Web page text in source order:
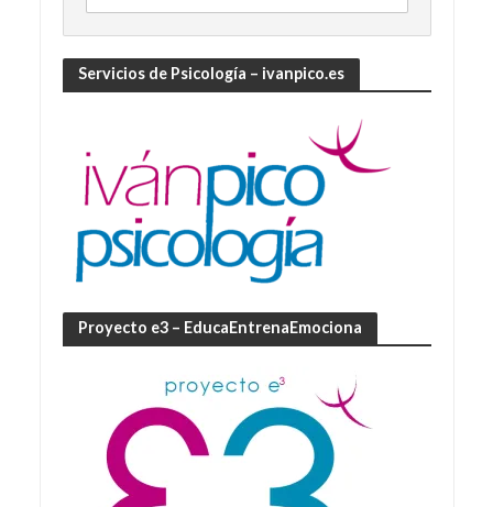
Servicios de Psicología – ivanpico.es
Proyecto e3 – EducaEntrenaEmociona